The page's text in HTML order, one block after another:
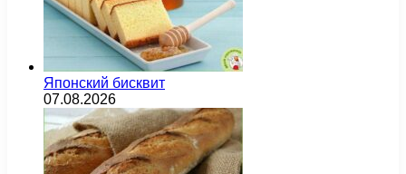
Японский бисквит
07.08.2026